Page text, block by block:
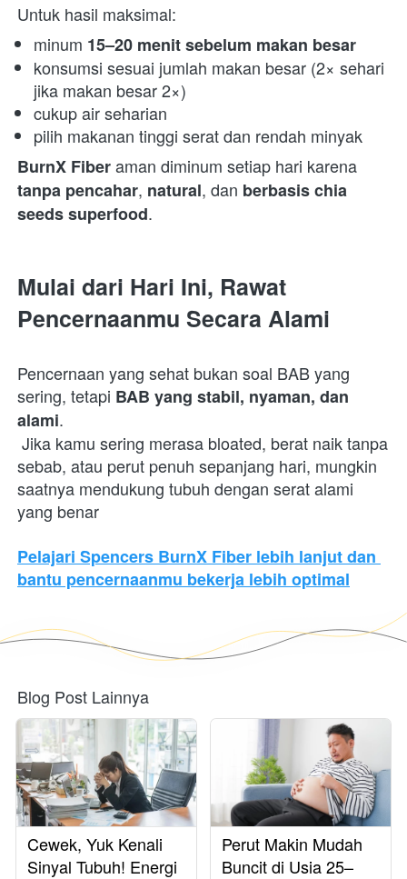
Untuk hasil maksimal:
minum 15–20 menit sebelum makan besar
konsumsi sesuai jumlah makan besar (2× sehari
jika makan besar 2×)
cukup air seharian
pilih makanan tinggi serat dan rendah minyak
BurnX Fiber
tanpa pencahar, natural, dan berbasis chia
seeds superfood.
Mulai dari Hari Ini, Rawat
Pencernaanmu Secara Alami
Pencernaan yang sehat bukan soal BAB yang
sering, tetapi BAB yang stabil, nyaman, dan
alami.
sebab, atau perut penuh sepanjang hari, mungkin
saatnya mendukung tubuh dengan serat alami
yang benar
Pelajari Spencers BurnX Fiber lebih lanjut dan
bantu pencernaanmu bekerja lebih optimal
Blog Post Lainnya
Cewek, Yuk Kenali
Sinyal Tubuh! Energi
Perut Makin Mudah
Buncit di Usia 25–